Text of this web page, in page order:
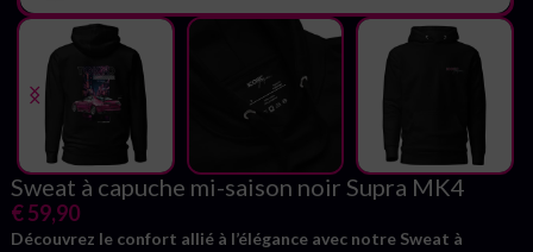
Sweat à capuche mi-saison noir Supra MK4
€59,90
Découvrez le confort allié à l’élégance avec notre Sweat à